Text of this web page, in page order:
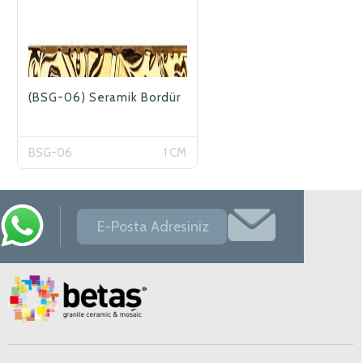
(BSG-06) Seramik Bordür
BSG-06 1 CM